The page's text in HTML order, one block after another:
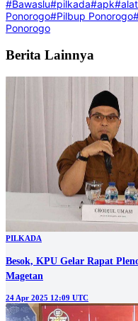
#Bawaslu#pilkada#apk
Ponorogo#Pilbup Ponorogo
Ponorogo
Berita Lainnya
PILKADA
Besok, KPU Gelar Rapat
Magetan
24 Apr 2025 12:09 UTC